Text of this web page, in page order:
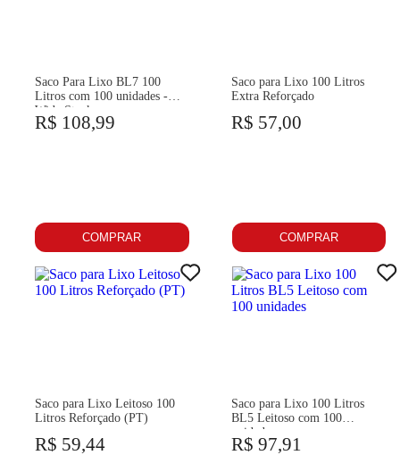
Saco Para Lixo BL7 100
Litros com 100 unidades -
Wide Stock
R$ 108,99
COMPRAR
Saco para Lixo 100 Litros
Extra Reforçado
R$ 57,00
COMPRAR
Saco para Lixo Leitoso 100
Litros Reforçado (PT)
R$ 59,44
Saco para Lixo 100 Litros
BL5 Leitoso com 100
unidades
R$ 97,91